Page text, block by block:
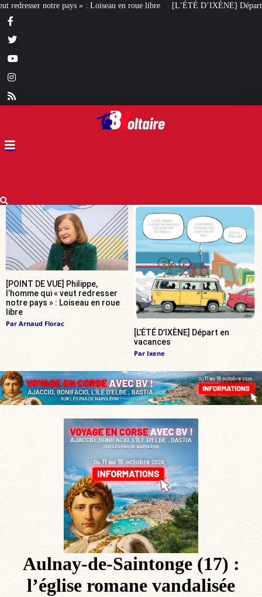
roue libre [L’ÉTÉ D’IXÈNE] Départ en vacances Ingérences
[POINT DE VUE] Philippe,
l’homme qui « veut redresser
notre pays » : Loiseau en roue
libre
Par Arnaud Florac
[L’ÉTÉ D’IXÈNE] Départ en
vacances
Par Ixene
Aulnay-de-Saintonge (17) :
l’église romane vandalisée